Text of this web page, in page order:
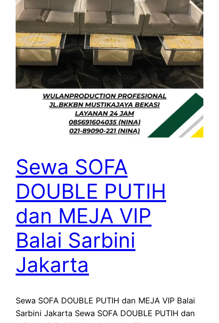
Sewa SOFA
DOUBLE PUTIH
dan MEJA VIP
Balai Sarbini
Jakarta
Sewa SOFA DOUBLE PUTIH dan MEJA VIP Balai
Sarbini Jakarta Sewa SOFA DOUBLE PUTIH dan